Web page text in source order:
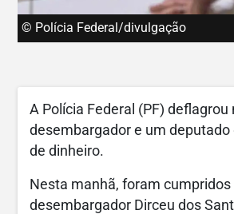
© Polícia Federal/divulgação
A Polícia Federal (PF)
desembargador e um
de dinheiro.
Nesta manhã, foram
desembargador Dirceu dos